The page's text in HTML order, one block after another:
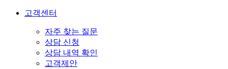
고객센터
자주 찾는 질문
상담 신청
상담 내역 확인
고객제안